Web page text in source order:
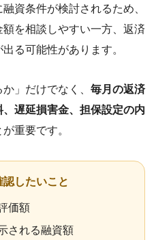
資条件が検討されるため、
を相談しやすい一方、返済
る可能性があります。
」だけでなく、 毎月の返済
遅延損害金、担保設定の内
重要です。
したいこと
価額
される融資額